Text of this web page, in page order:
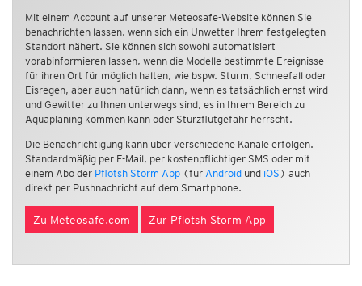
Mit einem Account auf unserer Meteosafe-Website können Sie
benachrichten lassen, wenn sich ein Unwetter Ihrem festgelegten
Standort nähert. Sie können sich sowohl automatisiert
vorabinformieren lassen, wenn die Modelle bestimmte Ereignisse
für ihren Ort für möglich halten, wie bspw. Sturm, Schneefall oder
Eisregen, aber auch natürlich dann, wenn es tatsächlich ernst wird
und Gewitter zu Ihnen unterwegs sind, es in Ihrem Bereich zu
Aquaplaning kommen kann oder Sturzflutgefahr herrscht.
Die Benachrichtigung kann über verschiedene Kanäle erfolgen.
Standardmäßig per E-Mail, per kostenpflichtiger SMS oder mit
einem Abo der Pflotsh Storm App (für Android und iOS ) auch
direkt per Pushnachricht auf dem Smartphone.
Zu Meteosafe.com Zur Pflotsh Storm App